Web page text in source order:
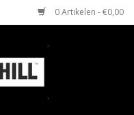
0 Artikelen - €0,00